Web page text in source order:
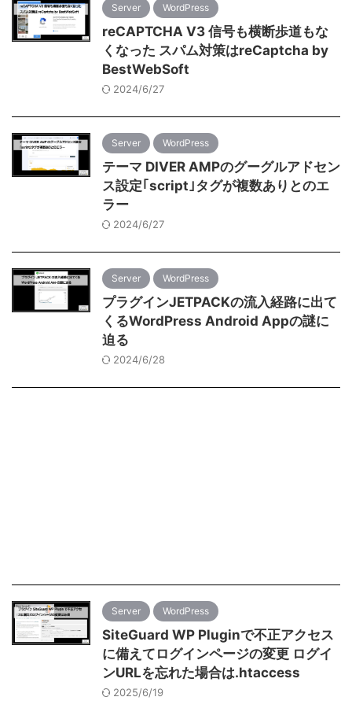
Server WordPress
reCAPTCHA V3 信号も横断歩道もな
くなった スパム対策はreCaptcha by
BestWebSoft
2024/6/27
Server WordPress
テーマ DIVER AMPのグーグルアドセン
ス設定｢script｣タグが複数ありとのエ
ラー
2024/6/27
Server WordPress
プラグインJETPACKの流入経路に出て
くるWordPress Android Appの謎に
迫る
2024/6/28
Server WordPress
SiteGuard WP Pluginで不正アクセス
に備えてログインページの変更 ログイ
ンURLを忘れた場合は.htaccess
2025/6/19